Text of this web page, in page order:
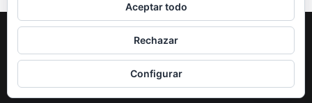
Copyright Oficial © 2022 EXOTICPANIMALS |Política
Política de Privacidad
Compra y Devoluciones
Aceptar todo
Rechazar
Configurar